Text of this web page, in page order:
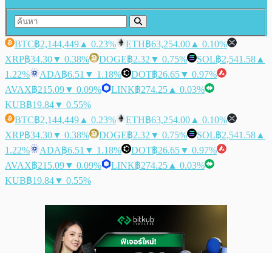
BTC฿2,144,449 ▲ 0.23% ETH฿63,254.00 ▲ 0.10%
XRP฿34.30▼ 0.38% DOGE฿2.32 ▼ 0.75% SOL฿2,541.58 ▲
1.22%
ADA฿6.51 ▼ 1.18% DOT฿26.65▼ 0.97%
AVAX฿215.09▼ 0.09% LINK฿274.25 ▲ 0.03%
KUB฿19.84▼ 0.55%
BTC฿2,144,449 ▲ 0.23% ETH฿63,254.00 ▲ 0.10%
XRP฿34.30▼ 0.38% DOGE฿2.32 ▼ 0.75% SOL฿2,541.58 ▲
1.22%
ADA฿6.51 ▼ 1.18% DOT฿26.65▼ 0.97%
AVAX฿215.09▼ 0.09% LINK฿274.25 ▲ 0.03%
KUB฿19.84▼ 0.55%